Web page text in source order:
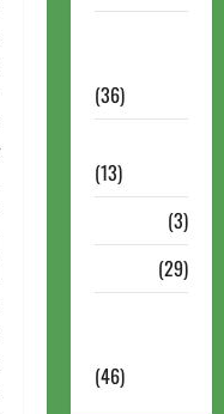
(36)
(13)
(3)
(29)
(46)